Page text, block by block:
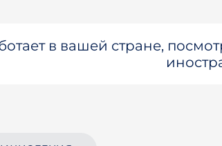
в вашей стране,